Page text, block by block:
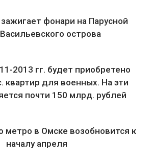
фонари на Парусной
острова
2013 гг. будет приобретено
квартир для военных. На эти
почти 150 млрд. рублей
метро в Омске возобновится к
началу апреля